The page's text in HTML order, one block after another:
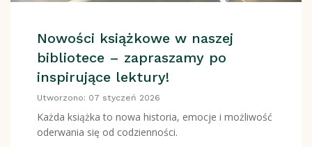
Nowości książkowe w naszej
bibliotece – zapraszamy po
inspirujące lektury!
Utworzono: 07 styczeń 2026
Każda książka to nowa historia, emocje i możliwość
oderwania się od codzienności.